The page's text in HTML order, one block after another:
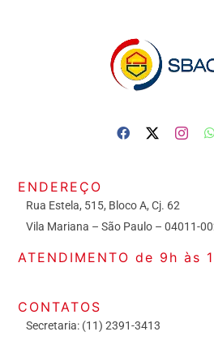
ENDEREÇO
Rua Estela, 515, Bloco A, Cj. 62
Vila Mariana – São Paulo – 04011-
ATENDIMENTO de 9h às
CONTATOS
Secretaria: (11) 2391-3413